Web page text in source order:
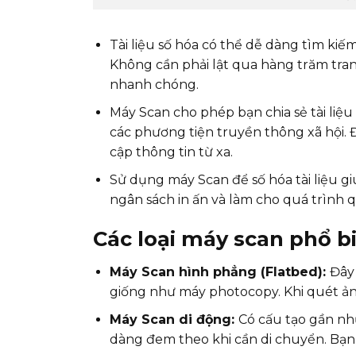
Tài liệu số hóa có thể dễ dàng tìm
Không cần phải lật qua hàng trăm
nhanh chóng.
Máy Scan cho phép bạn chia sẻ tài
các phương tiện truyền thông xã hội.
cập thông tin từ xa.
Sử dụng máy Scan để số hóa tài liệu
ngân sách in ấn và làm cho quá trình
Các loại máy scan phổ
Máy Scan hình phẳng (Flatbed): Đây
giống như máy photocopy. Khi quét
Máy Scan di động: Có cấu tạo gần
dàng đem theo khi cần di chuyển.